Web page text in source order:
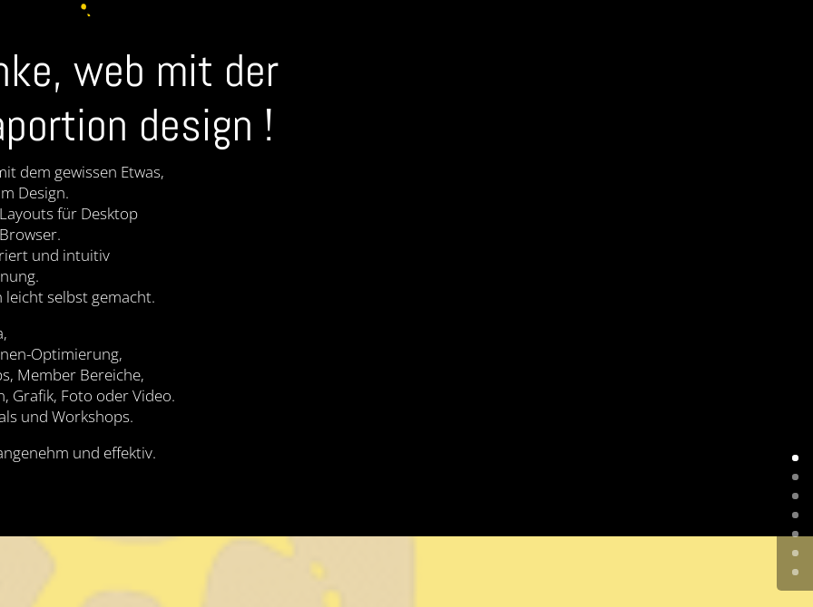
web mit der
design !
dem gewissen Etwas,
Design.
für Desktop
und intuitiv
leicht selbst gemacht.
Optimierung,
Member Bereiche,
Grafik, Foto oder Video.
und Workshops.
und effektiv.